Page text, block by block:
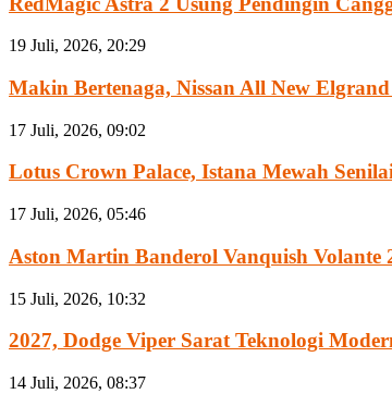
19 Juli, 2026, 20:29
Makin Bertenaga, Nissan All New
17 Juli, 2026, 09:02
Lotus Crown Palace, Istana Mewah
17 Juli, 2026, 05:46
Aston Martin Banderol Vanquish Volante
15 Juli, 2026, 10:32
2027, Dodge Viper Sarat Teknologi
14 Juli, 2026, 08:37